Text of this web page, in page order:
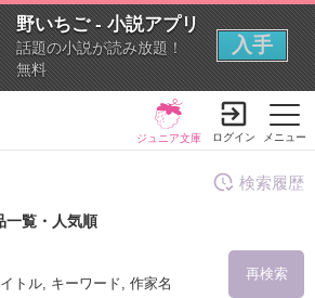
野いちご - 小説アプリ
話題の小説が読み放題！
無料
入手
メニュー
ジュニア文庫 ログイン
一覧・人気順
トル, キーワード, 作家名
再検索
検索履歴